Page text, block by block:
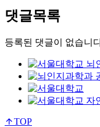
댓글목록
등록된 댓글이 없습니
TOP